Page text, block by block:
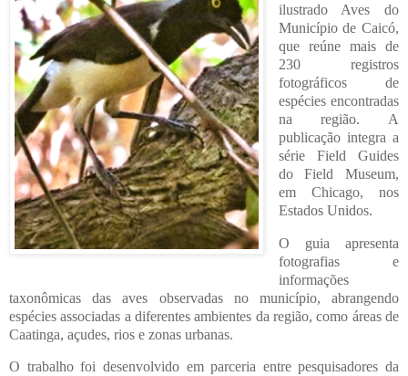
ilustrado Aves do
Município de Caicó,
que reúne mais de
230 registros
fotográficos de
espécies encontradas
na região. A
publicação integra a
série Field Guides
do Field Museum,
em Chicago, nos
Estados Unidos.
O guia apresenta
fotografias e
informações
taxonômicas das aves observadas no município, abrangendo
espécies associadas a diferentes ambientes da região, como áreas de
Caatinga, açudes, rios e zonas urbanas.
O trabalho foi desenvolvido em parceria entre pesquisadores da